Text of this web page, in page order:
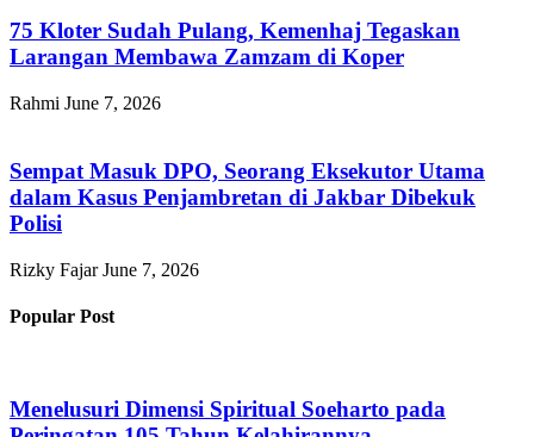
75 Kloter Sudah Pulang, Kemenhaj Tegaskan
Larangan Membawa Zamzam di Koper
Rahmi June 7, 2026
Sempat Masuk DPO, Seorang Eksekutor Utama
dalam Kasus Penjambretan di Jakbar Dibekuk
Polisi
Rizky FajarJune 7, 2026
Popular Post
Menelusuri Dimensi Spiritual Soeharto pada